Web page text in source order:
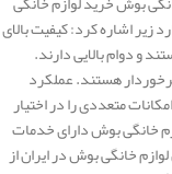
زیر اشاره کرد: کیفیت بالای
و دوام بالایی دارند.
هستند. عملکرد
متعددی را در اختیار
خانگی بوش دارای خدمات
خانگی بوش در ایران از